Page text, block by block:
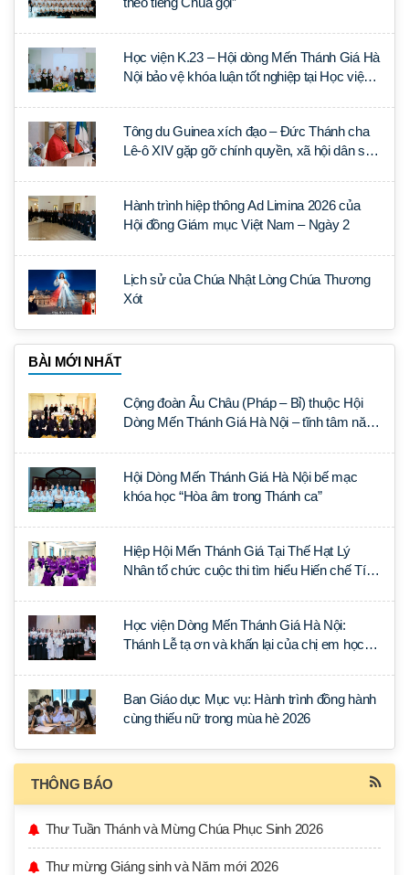
Học viện K.23 – Hội dòng Mến Thánh Giá Hà
Nội bảo vệ khóa luận tốt nghiệp tại Học viện
Tông du Guinea xích đạo – Đức Thánh cha
Lê-ô XIV gặp gỡ chính quyền, xã hội dân sự
Hành trình hiệp thông Ad Limina 2026 của
Hội đồng Giám mục Việt Nam – Ngày 2
Lịch sử của Chúa Nhật Lòng Chúa Thương
Xót
BÀI MỚI NHẤT
Cộng đoàn Âu Châu (Pháp – Bỉ) thuộc Hội
Dòng Mến Thánh Giá Hà Nội – tĩnh tâm năm
Hội Dòng Mến Thánh Giá Hà Nội bế mạc
khóa học “Hòa âm trong Thánh ca”
Hiệp Hội Mến Thánh Giá Tại Thế Hạt Lý
Nhân tổ chức cuộc thi tìm hiểu Hiến chế Tín
Học viện Dòng Mến Thánh Giá Hà Nội:
Thánh Lễ tạ ơn và khấn lại của chị em học
Ban Giáo dục Mục vụ: Hành trình đồng hành
cùng thiếu nữ trong mùa hè 2026
THÔNG BÁO
Thư Tuần Thánh và Mừng Chúa Phục Sinh 2026
Thư mừng Giáng sinh và Năm mới 2026